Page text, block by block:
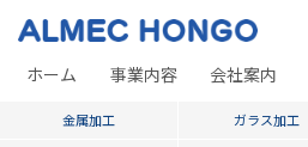
ホーム 事業内容 会社案内
金属加工 ガラス加工